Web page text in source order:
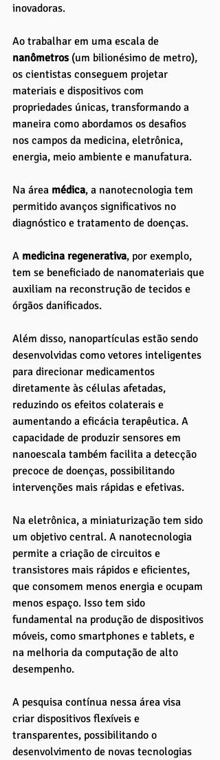
inovadoras.
Ao trabalhar em uma escala de
nanômetros (um bilionésimo de metro),
os cientistas conseguem projetar
materiais e dispositivos com
propriedades únicas, transformando a
maneira como abordamos os desafios
nos campos da medicina, eletrônica,
energia, meio ambiente e manufatura.
Na área médica, a nanotecnologia tem
permitido avanços significativos no
diagnóstico e tratamento de doenças.
A medicina regenerativa, por exemplo,
tem se beneficiado de nanomateriais que
auxiliam na reconstrução de tecidos e
órgãos danificados.
Além disso, nanopartículas estão sendo
desenvolvidas como vetores inteligentes
para direcionar medicamentos
diretamente às células afetadas,
reduzindo os efeitos colaterais e
aumentando a eficácia terapêutica. A
capacidade de produzir sensores em
nanoescala também facilita a detecção
precoce de doenças, possibilitando
intervenções mais rápidas e efetivas.
Na eletrônica, a miniaturização tem sido
um objetivo central. A nanotecnologia
permite a criação de circuitos e
transistores mais rápidos e eficientes,
que consomem menos energia e ocupam
menos espaço. Isso tem sido
fundamental na produção de dispositivos
móveis, como smartphones e tablets, e
na melhoria da computação de alto
desempenho.
A pesquisa contínua nessa área visa
criar dispositivos flexíveis e
transparentes, possibilitando o
desenvolvimento de novas tecnologias